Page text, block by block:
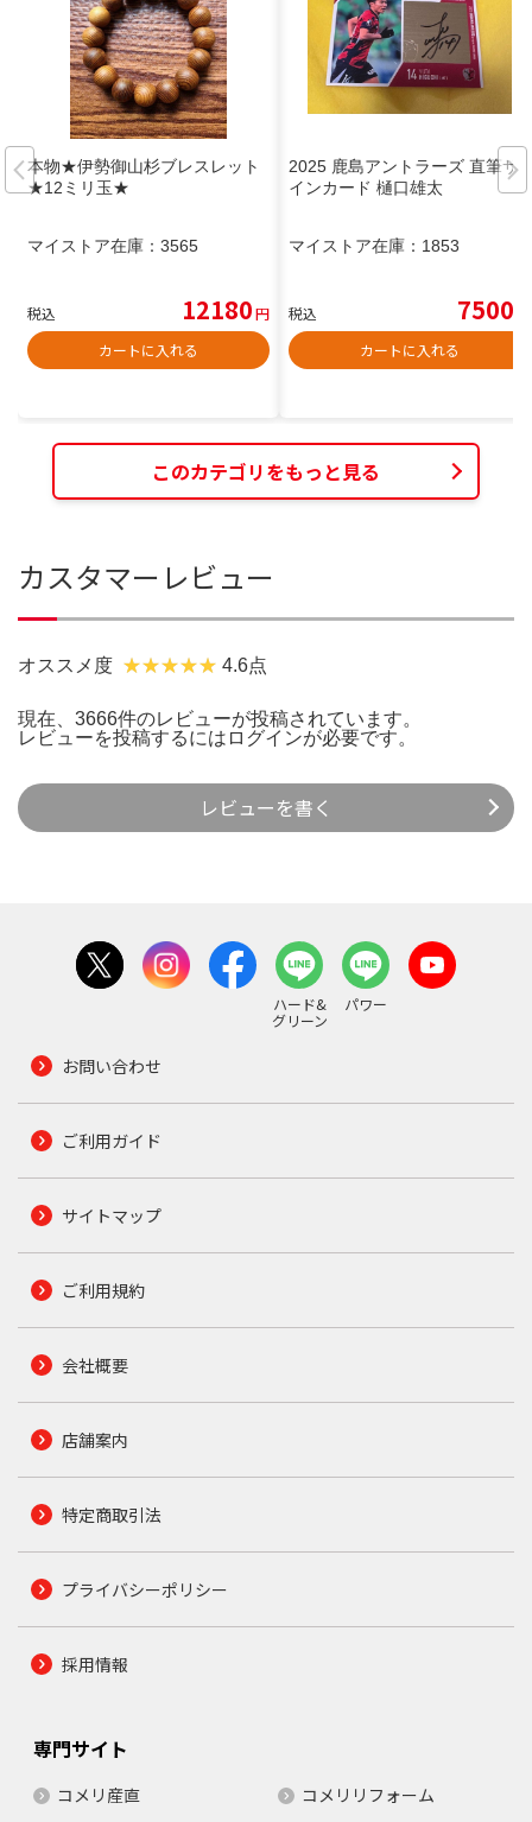
本物★伊勢御山杉ブレスレット
★12ミリ玉★
マイストア在庫： 3565
税込 12180円
カートに入れる
2025 鹿島アントラーズ 直筆サ
インカード 樋口雄太
マイストア在庫： 1853
税込 7500
カートに入れる
このカテゴリをもっと見る
カスタマーレビュー
オススメ度 4.6点
現在、3666件のレビューが投稿されています。
レビューを投稿するには ログインが必要です。
レビューを書く
ハード&
グリーン
パワー
お問い合わせ
ご利用ガイド
サイトマップ
ご利用規約
会社概要
店舗案内
特定商取引法
プライバシーポリシー
採用情報
専門サイト
コメリ産直 コメリリフォーム